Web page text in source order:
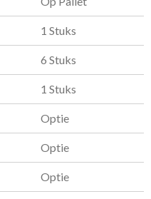
1 Stuks
6 Stuks
1 Stuks
Optie
Optie
Optie